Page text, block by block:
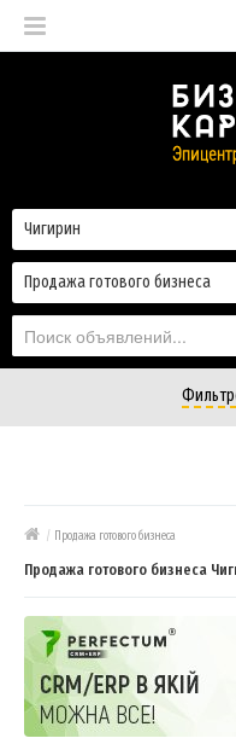
Продажа готового бизнеса
Чигирин
/ Продажа готового бизнеса
Продажа готового бизнеса